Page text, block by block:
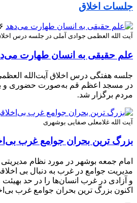
جلسات اخلاق
۰۶
آیت الله العظمی جوادی آملی در جلسه درس
علم حقیقی به انسان طهارت
جلسه هفتگی درس اخلاق آیت‌الله
در مسجد اعظم قم به‌صورت حضوری و
مردم برگزار شد.
آیت الله غلامعلی صفایی بوشهری
بزرگ ترین بحران جوامع غرب
امام جمعه بوشهر در مورد نظام
مدیریت جوامع در غرب به دنبال بی
و آزادی در غرب انسان‌ها را در حد
اکنون بزرگ ترین بحران جوامع غرب